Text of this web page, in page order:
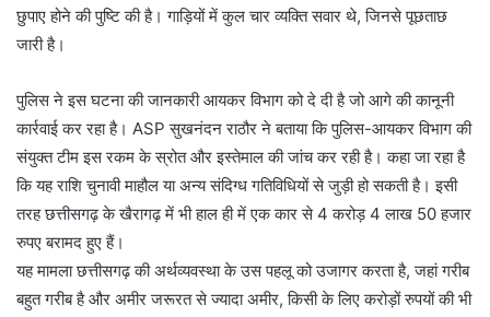
छुपाए होने की पुष्टि की है। गाड़ियों में कुल चार व्यक्ति सवार थे, जिनसे पूछताछ
जारी है।
पुलिस ने इस घटना की जानकारी आयकर विभाग को दे दी है जो आगे की कानूनी
कार्रवाई कर रहा है। ASP सुखनंदन राठौर ने बताया कि पुलिस-आयकर विभाग की
संयुक्त टीम इस रकम के स्रोत और इस्तेमाल की जांच कर रही है। कहा जा रहा है
कि यह राशि चुनावी माहौल या अन्य संदिग्ध गतिविधियों से जुड़ी हो सकती है। इसी
तरह छत्तीसगढ़ के खैरागढ़ में भी हाल ही में एक कार से 4 करोड़ 4 लाख 50 हजार
रुपए बरामद हुए हैं।
यह मामला छत्तीसगढ़ की अर्थव्यवस्था के उस पहलू को उजागर करता है, जहां गरीब
बहुत गरीब है और अमीर जरूरत से ज्यादा अमीर, किसी के लिए करोड़ों रुपयों की भी